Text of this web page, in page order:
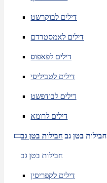
דילים לבוקרשט
דילים לאמסטרדם
דילים לפאפוס
דילים לטביליסי
דילים לבודפשט
דילים לרומא
חבילות בטן גב חבילות בטן גב
חבילות בטן גב
דילים לקפריסין